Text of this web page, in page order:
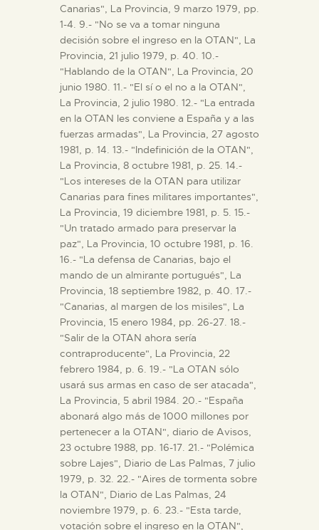
Canarias", La Provincia, 9 marzo 1979, pp.
1-4. 9.- "No se va a tomar ninguna
decisión sobre el ingreso en la OTAN", La
Provincia, 21 julio 1979, p. 40. 10.-
"Hablando de la OTAN", La Provincia, 20
junio 1980. 11.- "El sí o el no a la OTAN",
La Provincia, 2 julio 1980. 12.- "La entrada
en la OTAN les conviene a España y a las
fuerzas armadas", La Provincia, 27 agosto
1981, p. 14. 13.- "Indefinición de la OTAN",
La Provincia, 8 octubre 1981, p. 25. 14.-
"Los intereses de la OTAN para utilizar
Canarias para fines militares importantes",
La Provincia, 19 diciembre 1981, p. 5. 15.-
"Un tratado armado para preservar la
paz", La Provincia, 10 octubre 1981, p. 16.
16.- "La defensa de Canarias, bajo el
mando de un almirante portugués", La
Provincia, 18 septiembre 1982, p. 40. 17.-
"Canarias, al margen de los misiles", La
Provincia, 15 enero 1984, pp. 26-27. 18.-
"Salir de la OTAN ahora sería
contraproducente", La Provincia, 22
febrero 1984, p. 6. 19.- "La OTAN sólo
usará sus armas en caso de ser atacada",
La Provincia, 5 abril 1984. 20.- "España
abonará algo más de 1000 millones por
pertenecer a la OTAN", diario de Avisos,
23 octubre 1988, pp. 16-17. 21.- "Polémica
sobre Lajes", Diario de Las Palmas, 7 julio
1979, p. 32. 22.- "Aires de tormenta sobre
la OTAN", Diario de Las Palmas, 24
noviembre 1979, p. 6. 23.- "Esta tarde,
votación sobre el ingreso en la OTAN",